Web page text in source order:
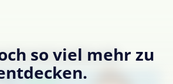
so viel mehr zu